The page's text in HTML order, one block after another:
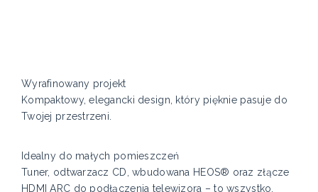
Wyrafinowany projekt
Kompaktowy, elegancki design, który pięknie pasuje do
Twojej przestrzeni.
Idealny do małych pomieszczeń
Tuner, odtwarzacz CD, wbudowana HEOS® oraz złącze
HDMI ARC do podłączenia telewizora – to wszystko,